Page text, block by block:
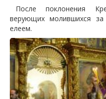
После поклонения
верующих молившихся
елеем.